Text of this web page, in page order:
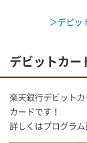
＞デビッ
デビットカー
楽天銀行デビット
カードです！
詳しくはプログラム